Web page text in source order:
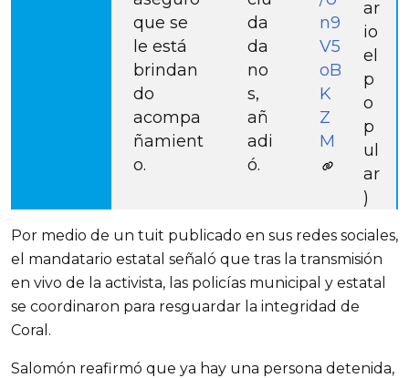
que se
le está
brindan
do
acompa
ñamient
o.
da
da
no
s,
añ
adi
ó.
n9
V5
oB
K
Z
M
ar
io
el
p
o
p
ul
ar
)
Por medio de un tuit publicado en sus redes sociales,
el mandatario estatal señaló que tras la transmisión
en vivo de la activista, las policías municipal y estatal
se coordinaron para resguardar la integridad de
Coral.
Salomón reafirmó que ya hay una persona detenida,